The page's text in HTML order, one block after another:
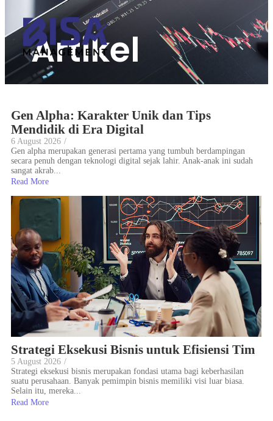
Artikel
Gen Alpha: Karakter Unik dan Tips
Mendidik di Era Digital
6 August 2026 /
Gen alpha merupakan generasi pertama yang tumbuh berdampingan
secara penuh dengan teknologi digital sejak lahir. Anak-anak ini sudah
sangat akrab...
Read More
Strategi Eksekusi Bisnis untuk Efisiensi Tim
5 August 2026 /
Strategi eksekusi bisnis merupakan fondasi utama bagi keberhasilan
suatu perusahaan. Banyak pemimpin bisnis memiliki visi luar biasa.
Selain itu, mereka...
Read More